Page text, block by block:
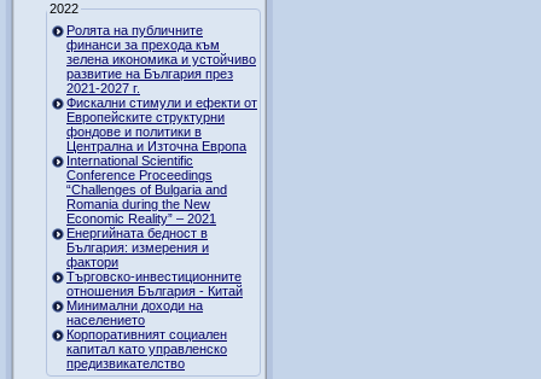
2022
Ролята на публичните
финанси за прехода към
зелена икономика и устойчиво
развитие на България през
2021-2027 г.
Фискални стимули и ефекти от
Европейските структурни
фондове и политики в
Централна и Източна Европа
International Scientific
Conference Proceedings
“Challenges of Bulgaria and
Romania during the New
Economic Reality” – 2021
Енергийната бедност в
България: измерения и
фактори
Търговско-инвестиционните
отношения България - Китай
Минимални доходи на
населението
Корпоративният социален
капитал като управленско
предизвикателство